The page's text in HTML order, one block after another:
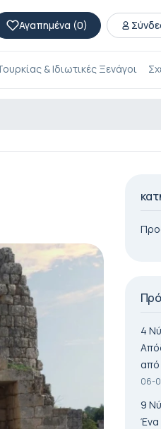
Αγαπημένα (0)
& Ιδιωτικές Ξενάγοι
4
από
06-
9
Ένα